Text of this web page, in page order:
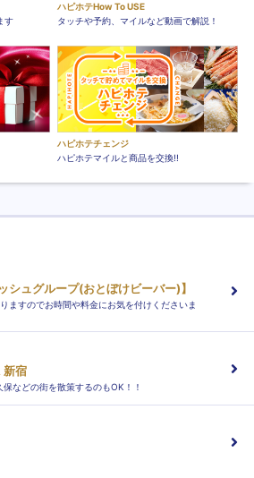
す
ハピホテHow To USE
タッチや予約、マイルなど動画で解説！
ハピホテチェンジ
ハピホテマイルと商品を交換!!
シュグループ(おとぼけビーバー)】
ますのでお時間や料金にお気を付けくださいま
新宿
などの街を散策するのもOK！！